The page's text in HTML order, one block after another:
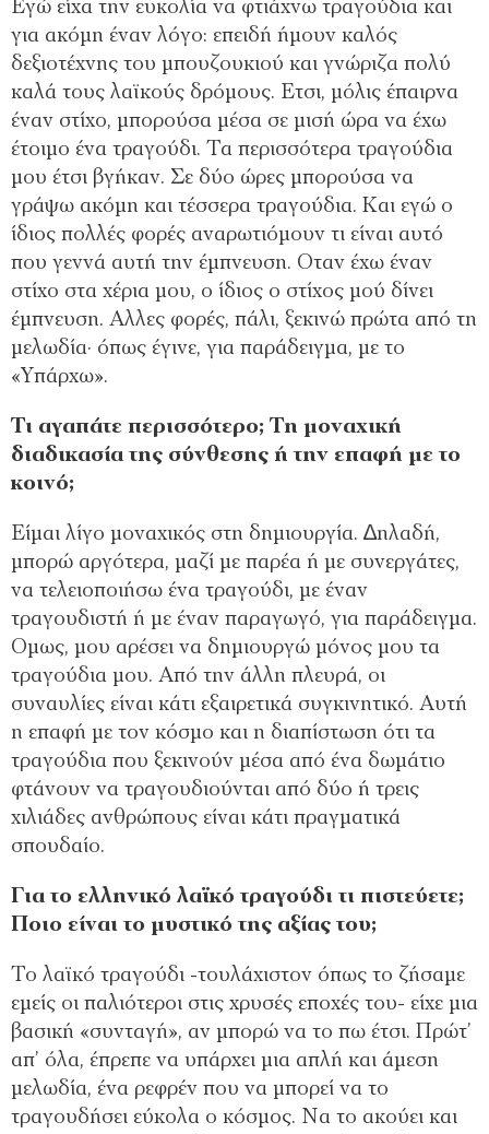
Εγώ είχα την ευκολία να φτιάχνω τραγούδια και
για ακόμη έναν λόγο: επειδή ήμουν καλός
δεξιοτέχνης του μπουζουκιού και γνώριζα πολύ
καλά τους λαϊκούς δρόμους. Ετσι, μόλις έπαιρνα
έναν στίχο, μπορούσα μέσα σε μισή ώρα να έχω
έτοιμο ένα τραγούδι. Τα περισσότερα τραγούδια
μου έτσι βγήκαν. Σε δύο ώρες μπορούσα να
γράψω ακόμη και τέσσερα τραγούδια. Και εγώ ο
ίδιος πολλές φορές αναρωτιόμουν τι είναι αυτό
που γεννά αυτή την έμπνευση. Οταν έχω έναν
στίχο στα χέρια μου, ο ίδιος ο στίχος μού δίνει
έμπνευση. Αλλες φορές, πάλι, ξεκινώ πρώτα από τη
μελωδία· όπως έγινε, για παράδειγμα, με το
«Υπάρχω».
Τι αγαπάτε περισσότερο; Τη μοναχική
διαδικασία της σύνθεσης ή την επαφή με το
κοινό;
Είμαι λίγο μοναχικός στη δημιουργία. ∆ηλαδή,
μπορώ αργότερα, μαζί με παρέα ή με συνεργάτες,
να τελειοποιήσω ένα τραγούδι, με έναν
τραγουδιστή ή με έναν παραγωγό, για παράδειγμα.
Ομως, μου αρέσει να δημιουργώ μόνος μου τα
τραγούδια μου. Από την άλλη πλευρά, οι
συναυλίες είναι κάτι εξαιρετικά συγκινητικό. Αυτή
η επαφή με τον κόσμο και η διαπίστωση ότι τα
τραγούδια που ξεκινούν μέσα από ένα δωμάτιο
φτάνουν να τραγουδιούνται από δύο ή τρεις
χιλιάδες ανθρώπους είναι κάτι πραγματικά
σπουδαίο.
Για το ελληνικό λαϊκό τραγούδι τι πιστεύετε;
Ποιο είναι το μυστικό της αξίας του;
Το λαϊκό τραγούδι -τουλάχιστον όπως το ζήσαμε
εμείς οι παλιότεροι στις χρυσές εποχές του- είχε μια
βασική «συνταγή», αν μπορώ να το πω έτσι. Πρώτ’
απ’ όλα, έπρεπε να υπάρχει μια απλή και άμεση
μελωδία, ένα ρεφρέν που να μπορεί να το
τραγουδήσει εύκολα ο κόσμος. Να το ακούει και